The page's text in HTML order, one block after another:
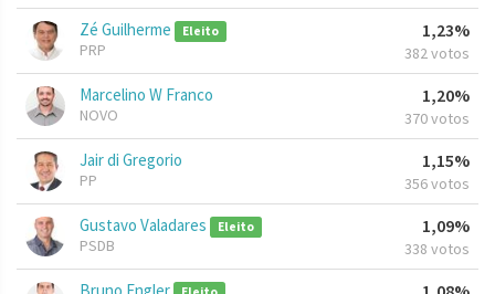
Zé Guilherme Eleito
PRP
1,23%
382 votos
Marcelino W Franco
NOVO
1,20%
370 votos
Jair di Gregorio
PP
1,15%
356 votos
Gustavo Valadares Eleito
PSDB
1,09%
338 votos